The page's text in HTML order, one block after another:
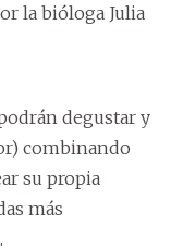
la bióloga Julia
degustar y
combinando
su propia
más